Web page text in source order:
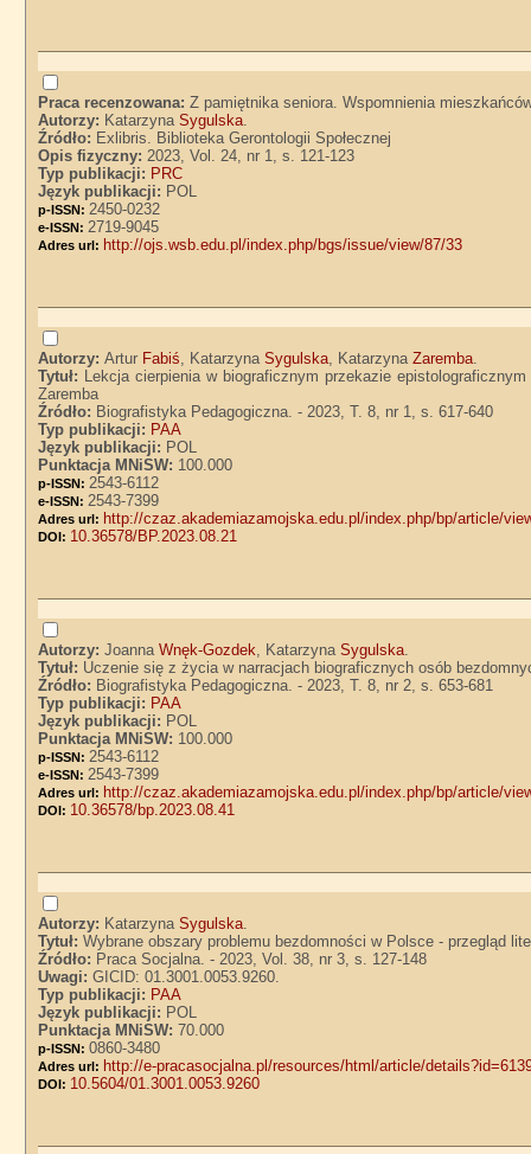
Praca recenzowana:Z pamiętnika seniora. Wspomnienia
Autorzy: KatarzynaSygulska.
Źródło: Exlibris. Biblioteka Gerontologii Społecznej
Opis fizyczny:2023, Vol. 24, nr 1, s. 121-123
Typ publikacji: PRC
Język publikacji: POL
p-ISSN: 2450-0232
e-ISSN: 2719-9045
Adres url: http://ojs.wsb.edu.pl/index.php/bgs/issue/view/87/33
Autorzy:Artur Fabiś, KatarzynaSygulska, KatarzynaZaremba.
Tytuł: Lekcja cierpienia w biograficznym przekazie
Zaremba
Źródło: Biografistyka Pedagogiczna. - 2023, T. 8, nr 1, s. 617-640
Typ publikacji: PAA
Język publikacji: POL
Punktacja MNiSW: 100.000
p-ISSN: 2543-6112
e-ISSN: 2543-7399
Adres url: http://czaz.akademiazamojska.edu.pl/index.php/bp/article/
DOI: 10.36578/BP.2023.08.21
Autorzy:JoannaWnęk-Gozdek, KatarzynaSygulska.
Tytuł: Uczenie się z życia w narracjach biograficznych osób
Źródło: Biografistyka Pedagogiczna. - 2023, T. 8, nr 2, s. 653-681
Typ publikacji: PAA
Język publikacji: POL
Punktacja MNiSW: 100.000
p-ISSN: 2543-6112
e-ISSN: 2543-7399
Adres url: http://czaz.akademiazamojska.edu.pl/index.php/bp/article/
DOI: 10.36578/bp.2023.08.41
Autorzy: KatarzynaSygulska.
Tytuł:Wybrane obszary problemu bezdomności w Polsce - przegląd
Źródło: Praca Socjalna. - 2023, Vol. 38, nr 3, s. 127-148
Uwagi:GICID: 01.3001.0053.9260.
Typ publikacji: PAA
Język publikacji: POL
Punktacja MNiSW:70.000
p-ISSN:0860-3480
Adres url: http://e-pracasocjalna.pl/resources/html/article/
DOI: 10.5604/01.3001.0053.9260